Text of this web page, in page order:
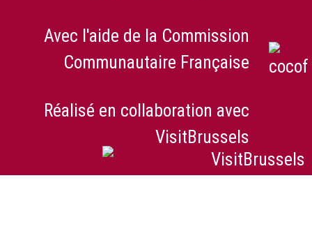
Avec l'aide de la Commission
Communautaire Française
Réalisé en collaboration avec
VisitBrussels